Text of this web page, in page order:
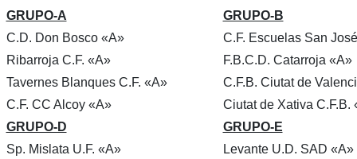
GRUPO-A
GRUPO-B
C.D. Don Bosco «A»
C.F. Escuelas San
Ribarroja C.F. «A»
F.B.C.D. Catarroja «A»
Tavernes Blanques C.F. «A»
C.F.B. Ciutat de
C.F. CC Alcoy «A»
Ciutat de Xativa C.F.B.
GRUPO-D
GRUPO-E
Sp. Mislata U.F. «A»
Levante U.D. SAD «A»